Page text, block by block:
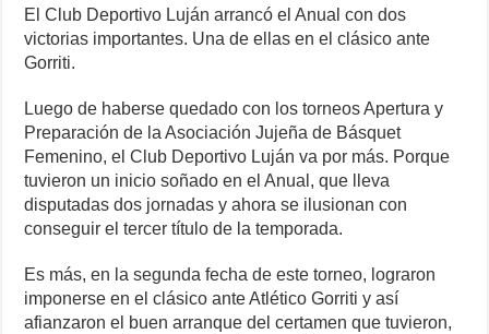
c
e
b
o
o
k
tt
at
A
p
p
ss
n
g
er
er
st
ail e
a
m
p
Li
n
k
ar
El Club Deportivo Luján arrancó el Anual con dos
victorias importantes. Una de ellas en el clásico ante
Gorriti.
Luego de haberse quedado con los torneos Apertura y
Preparación de la Asociación Jujeña de Básquet
Femenino, el Club Deportivo Luján va por más. Porque
tuvieron un inicio soñado en el Anual, que lleva
disputadas dos jornadas y ahora se ilusionan con
conseguir el tercer título de la temporada.
Es más, en la segunda fecha de este torneo, lograron
imponerse en el clásico ante Atlético Gorriti y así
afianzaron el buen arranque del certamen que tuvieron,